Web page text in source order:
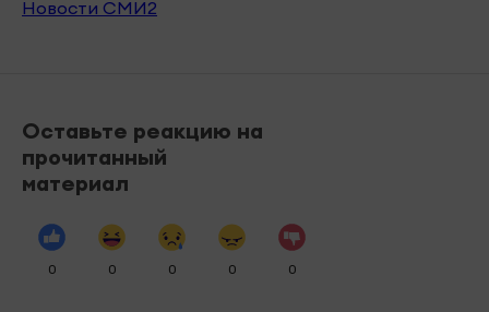
Новости СМИ2
Оставьте реакцию на
прочитанный
материал
0 0 0 0 0